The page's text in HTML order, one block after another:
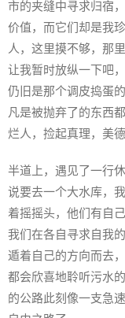
市的夹缝中寻求归宿
价值，而它们却是我
人，这里摸不够，那
让我暂时放纵一下吧
仍旧是那个调皮捣蛋
凡是被抛弃了的东西
烂人，捡起真理，美
半道上，遇见了一行
说要去一个大水库，
着摇摇头，他们有自
我们在各自寻求自我
遁着自己的方向而去
都会欣喜地聆听污水
的公路此刻像一支急